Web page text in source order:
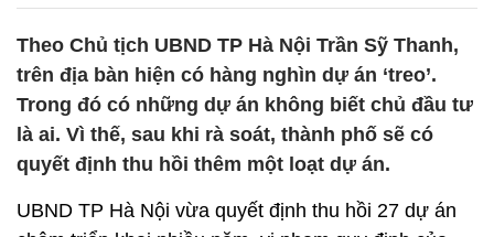
Theo Chủ tịch UBND TP Hà Nội Trần Sỹ Thanh,
trên địa bàn hiện có hàng nghìn dự án ‘treo’.
Trong đó có những dự án không biết chủ đầu tư
là ai. Vì thế, sau khi rà soát, thành phố sẽ có
quyết định thu hồi thêm một loạt dự án.
UBND TP Hà Nội vừa quyết định thu hồi 27 dự án